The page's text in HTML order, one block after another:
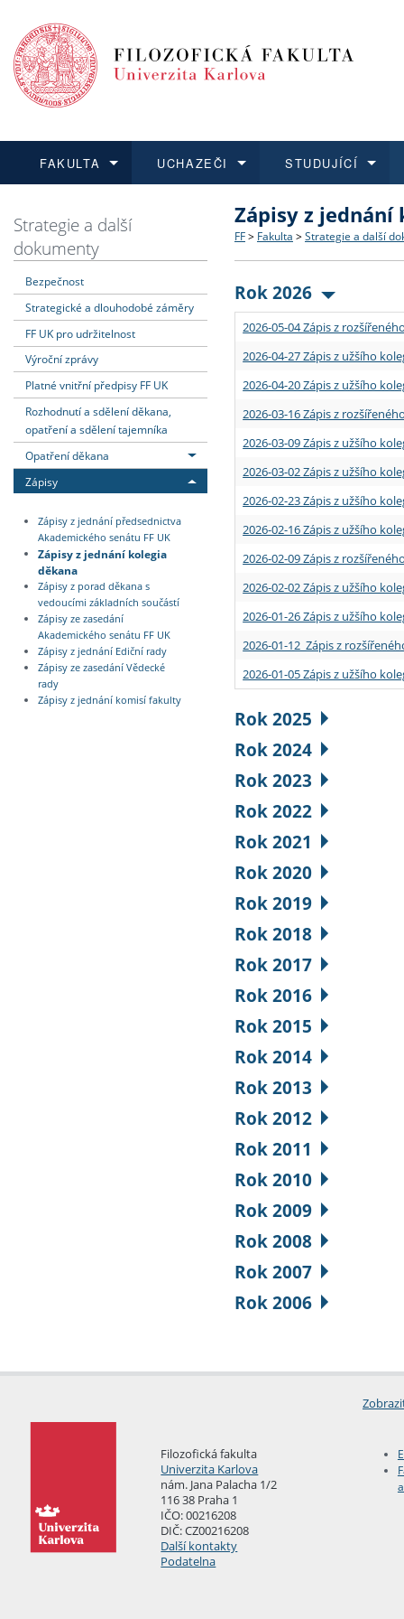
FAKULTA
Dozvědět se více
Struktura a historie
Strategie a další
Podpora a benefity pro
Absolventi fakulty
UCHAZEČI
Podat přihlášku
Co studovat a jak se
Učitelské studijní
Informace k průběhu
STUDUJÍCÍ
Dozvědět se více
Bakalářské a magisterské
Doktorské studium
Rigorózní řízení
Dozvědět se více
O vědě a výzkumu na FF
Akademické kvalifikace
Granty a projekty
Dozvědět se více
Aktuální nabídky a
Vyjíždějící studenti
Přijíždějící studenti
Vyjíždějící zaměstnanci
Strategie a další
dokumenty
Bezpečnost
Strategické a dlouhodobé záměry
FF UK pro udržitelnost
Výroční zprávy
Platné vnitřní předpisy FF UK
Rozhodnutí a sdělení děkana,
opatření a sdělení tajemníka
Opatření děkana
Zápisy
Zápisy z jednání předsednictva
Akademického senátu FF UK
Zápisy z jednání kolegia
děkana
Zápisy z porad děkana s
vedoucími základních součástí
Zápisy ze zasedání
Akademického senátu FF UK
Zápisy z jednání Ediční rady
Zápisy ze zasedání Vědecké
rady
Zápisy z jednání komisí fakulty
Zápisy z jednání
FF > Fakulta > Strategie a další
Rok 2026
2026-05-04 Zápis z
2026-04-27 Zápis z užšího
2026-04-20 Zápis z užšího
2026-03-16 Zápis z
2026-03-09 Zápis z užšího
2026-03-02 Zápis z užšího
2026-02-23 Zápis z užšího
2026-02-16 Zápis z užšího
2026-02-09 Zápis z
2026-02-02 Zápis z užšího
2026-01-26 Zápis z užšího
2026-01-12 Zápis z
2026-01-05 Zápis z užšího
Rok 2025
Rok 2024
Rok 2023
Rok 2022
Rok 2021
Rok 2020
Rok 2019
Rok 2018
Rok 2017
Rok 2016
Rok 2015
Rok 2014
Rok 2013
Rok 2012
Rok 2011
Rok 2010
Rok 2009
Rok 2008
Rok 2007
Rok 2006
Filozofická fakulta
Univerzita Karlova
nám. Jana Palacha 1/2
116 38 Praha 1
IČO: 00216208
DIČ: CZ00216208
Další kontakty
Podatelna